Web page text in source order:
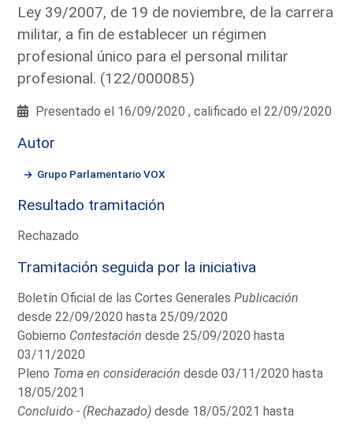
Ley 39/2007, de 19 de noviembre, de la carrera
militar, a fin de establecer un régimen
profesional único para el personal militar
profesional. (122/000085)
Presentado el 16/09/2020 , calificado el 22/09/2020
Autor
Grupo Parlamentario VOX
Resultado tramitación
Rechazado
Tramitación seguida por la iniciativa
Boletín Oficial de las Cortes GeneralesPublicación
desde 22/09/2020 hasta 25/09/2020
Gobierno Contestación desde 25/09/2020 hasta
03/11/2020
Pleno Toma en consideración desde 03/11/2020 hasta
18/05/2021
Concluido - (Rechazado) desde 18/05/2021 hasta